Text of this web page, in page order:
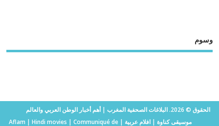
وسوم
الحقوق © 2026. البلاغات الصحفية المغرب | أهم أخبار الوطن العربي والعالم
موسيقى كناوة |افلام عربية |
Aflam | Hindi movies | Communiqué de